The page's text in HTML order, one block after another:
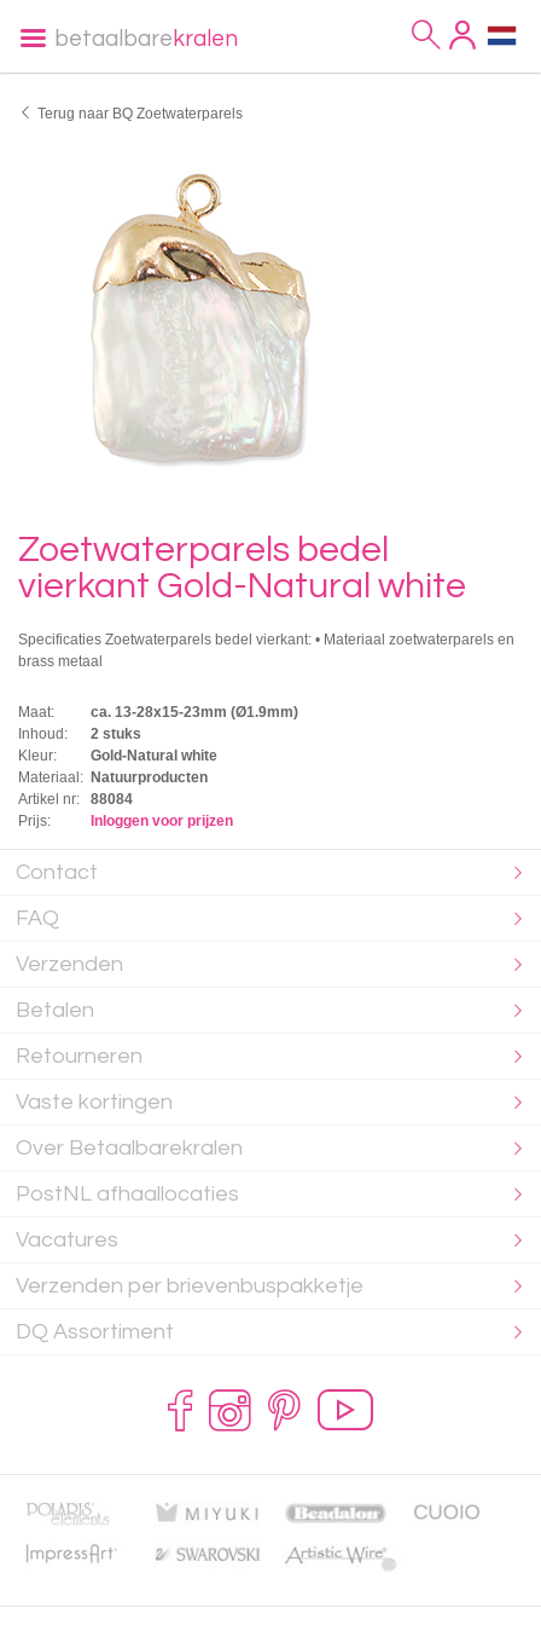
betaalbare kralen
Terug naar BQ Zoetwaterparels
Zoetwaterparels bedel
vierkant Gold-Natural white
Specificaties Zoetwaterparels bedel vierkant: • Materiaal zoetwaterparels en
brass metaal
Maat:
ca. 13-28x15-23mm (Ø1.9mm)
Inhoud:
2 stuks
Kleur:
Gold-Natural white
Materiaal: Natuurproducten
Artikel nr:
88084
Prijs:
Inloggen voor prijzen
Contact
FAQ
Verzenden
Betalen
Retourneren
Vaste kortingen
Over Betaalbarekralen
PostNL afhaallocaties
Vacatures
Verzenden per brievenbuspakketje
DQ Assortiment